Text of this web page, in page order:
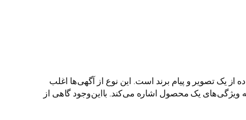
از یک تصویر و پیام برند است. این نوع از آگهی‌ها اغلب
ویژگی‌های یک محصول اشاره می‌کند. بااین‌وجود گاهی از